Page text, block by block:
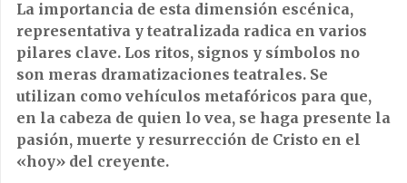
La importancia de esta dimensión escénica,
representativa y teatralizada radica en varios
pilares clave. Los ritos, signos y símbolos no
son meras dramatizaciones teatrales. Se
utilizan como vehículos metafóricos para que,
en la cabeza de quien lo vea, se haga presente la
pasión, muerte y resurrección de Cristo en el
«hoy» del creyente.